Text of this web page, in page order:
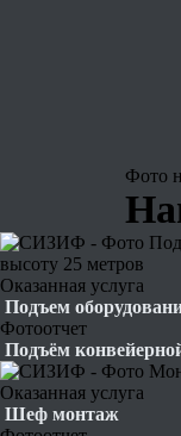
Фото
Оказанная услуга
Подъем
Фотоотчет
Подъём
Оказанная услуга
Шеф монтаж